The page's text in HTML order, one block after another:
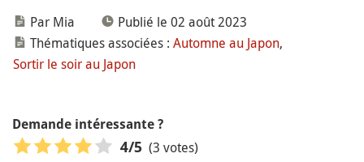
Par Mia
Publié le 02 août 2023
Thématiques associées : Automne au Japon,
Sortir le soir au Japon
Demande intéressante ?
4/5 (3 votes)